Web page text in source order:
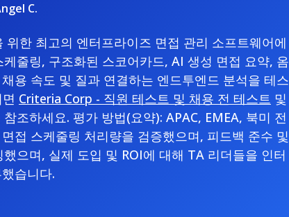
C.
한 최고의 엔터프라이즈 면접 관리 소프트웨어에
줄링, 구조화된 스코어카드, AI 생성 면접 요약, 옴
용 속도 및 질과 연결하는 엔드투엔드 분석을 테스
Criteria Corp - 직원 테스트 및 채용 전 테스트 및
참조하세요. 평가 방법(요약): APAC, EMEA, 북미 전
접 스케줄링 처리량을 검증했으며, 피드백 준수 및
으며, 실제 도입 및 ROI에 대해 TA 리더들을 인터
습니다.